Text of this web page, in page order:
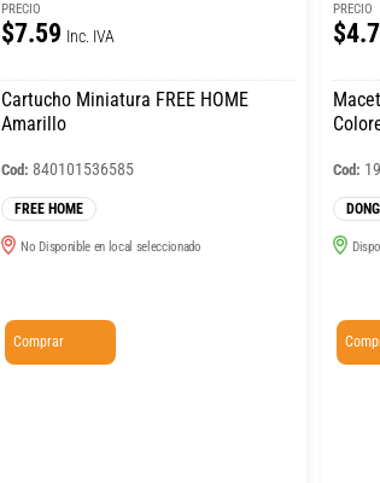
PRECIO
$7.59 Inc. IVA
Cartucho Miniatura FREE HOME
Amarillo
Cod: 840101536585
FREE HOME
No Disponible en local seleccionado
Comprar
PRECIO
Cod: